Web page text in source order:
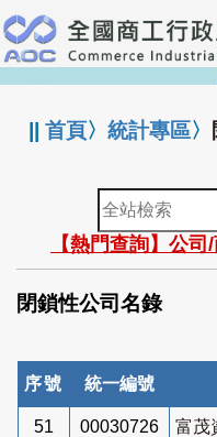
跳
到
主
要
:::
||首頁〉統計專區〉
全
站
檢
索
【熱門查詢】公
閉鎖性公司名錄
序號 統一編號
51 00030726 富茂